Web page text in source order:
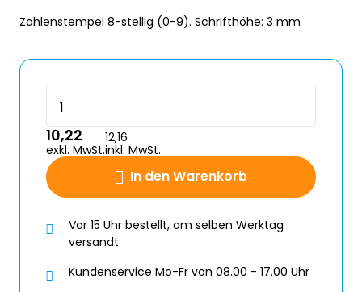
Zahlenstempel 8-stellig (0-9). Schrifthöhe: 3 mm
In den Warenkorb
10,22
exkl. MwSt.
12,16
inkl. MwSt.
Vor 15 Uhr bestellt, am selben Werktag
versandt
Kundenservice Mo-Fr von 08.00 - 17.00 Uhr